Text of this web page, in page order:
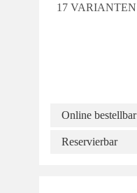
17 VARIANTEN
Online bestellbar
Reservierbar